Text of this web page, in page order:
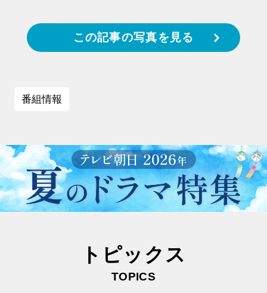
この記事の写真を見る
番組情報
トピックス
TOPICS